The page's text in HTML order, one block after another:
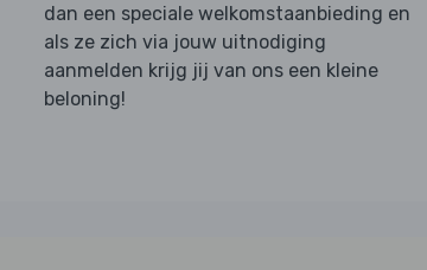
dan een speciale welkomstaanbieding en
als ze zich via jouw uitnodiging
aanmelden krijg jij van ons een kleine
beloning!